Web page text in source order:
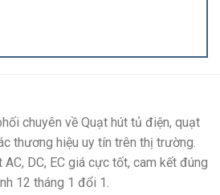
chuyên về Quạt hút tủ điện, quạt
thương hiệu uy tín trên thị trường.
DC, EC giá cực tốt, cam kết đúng
12 tháng 1 đổi 1.